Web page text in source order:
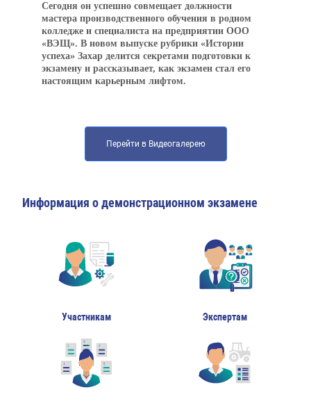
Сегодня он успешно совмещает должности
мастера производственного обучения в родном
колледже и специалиста на предприятии ООО
«ВЭЩ». В новом выпуске рубрики «Истории
успеха» Захар делится секретами подготовки к
экзамену и рассказывает, как экзамен стал его
настоящим карьерным лифтом.
Перейти в Видеогалерею
Информация о демонстрационном экзамене
Участникам Экспертам